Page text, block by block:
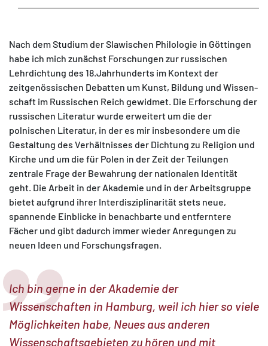
Nach dem Studium der Slawischen Philologie in Göttingen
habe ich mich zunächst Forschungen zur russischen
Lehrdichtung des 18.Jahrhunderts im Kontext der
zeitgenössischen Debatten um Kunst, Bildung und Wissen-
schaft im Russischen Reich gewidmet. Die Erforschung der
russischen Literatur wurde erweitert um die der
polnischen Literatur, in der es mir insbesondere um die
Gestaltung des Verhältnisses der Dichtung zu Religion und
Kirche und um die für Polen in der Zeit der Teilungen
zentrale Frage der Bewahrung der nationalen Identität
geht. Die Arbeit in der Akademie und in der Arbeitsgruppe
bietet aufgrund ihrer Interdisziplinarität stets neue,
spannende Einblicke in benachbarte und entferntere
Fächer und gibt dadurch immer wieder Anregungen zu
neuen Ideen und Forschungsfragen.
Ich bin gerne in der Akademie der
Wissenschaften in Hamburg, weil ich hier so viele
Möglichkeiten habe, Neues aus anderen
Wissenschaftsgebieten zu hören und mit
unsere Besucher unsere Website nutzen.
Matomo